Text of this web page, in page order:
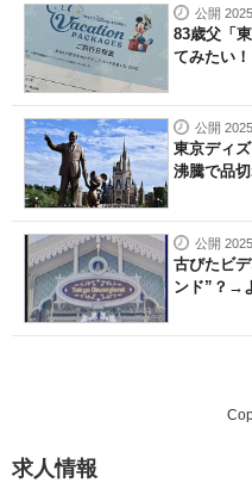
公開
83歳父「
てみたい
公開
東京ディ
沸騰で品
公開
古びたビ
ンド”？→
求人情報